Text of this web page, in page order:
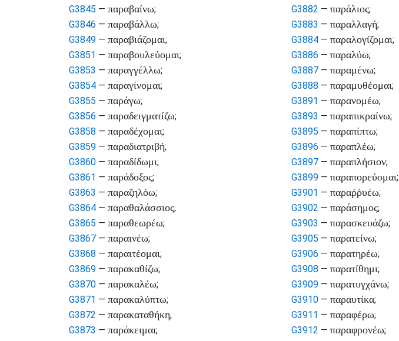
G3845 — παραβαίνω;
G3846 — παραβάλλω;
G3849 — παραβιάζομαι;
G3851 — παραβουλεύομαι;
G3853 — παραγγέλλω;
G3854 — παραγίνομαι;
G3855 — παράγω;
G3856 — παραδειγματίζω;
G3858 — παραδέχομαι;
G3859 — παραδιατριβή;
G3860 — παραδίδωμι;
G3861 — παράδοξος;
G3863 — παραζηλόω;
G3864 — παραθαλάσσιος;
G3865 — παραθεωρέω;
G3867 — παραινέω;
G3868 — παραιτέομαι;
G3869 — παρακαθίζω;
G3870 — παρακαλέω;
G3871 — παρακαλύπτω;
G3872 — παρακαταθήκη;
G3873 — παράκειμαι;
G3882 —παράλιος;
G3883 —παραλλαγή;
G3884 —παραλογίζομαι;
G3886 —παραλύω;
G3887 —παραμένω;
G3888 —παραμυθέομαι;
G3891 —παρανομέω;
G3893 —παραπικραίνω;
G3895 —παραπίπτω;
G3896 —παραπλέω;
G3897 —παραπλήσιον;
G3899 —παραπορεύομαι;
G3901 —παραῤῥυέω;
G3902 —παράσημος;
G3903 —παρασκευάζω;
G3905 —παρατείνω;
G3906 —παρατηρέω;
G3908 —παρατίθημι;
G3909 —παρατυγχάνω;
G3910 —παραυτίκα;
G3911 —παραφέρω;
G3912 —παραφρονέω;